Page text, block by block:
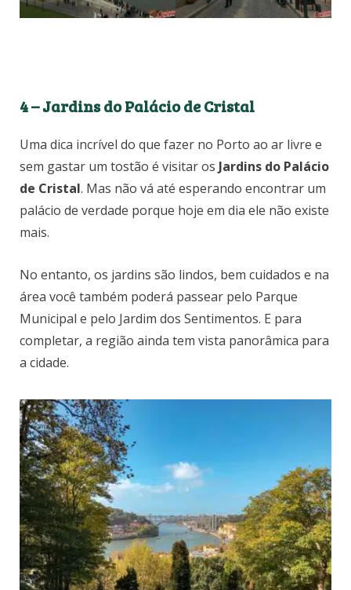
4 – Jardins do Palácio de Cristal
Uma dica incrível do que fazer no Porto ao ar livre e
sem gastar um tostão é visitar os Jardins do Palácio
de Cristal. Mas não vá até esperando encontrar um
palácio de verdade porque hoje em dia ele não existe
mais.
No entanto, os jardins são lindos, bem cuidados e na
área você também poderá passear pelo Parque
Municipal e pelo Jardim dos Sentimentos. E para
completar, a região ainda tem vista panorâmica para
a cidade.